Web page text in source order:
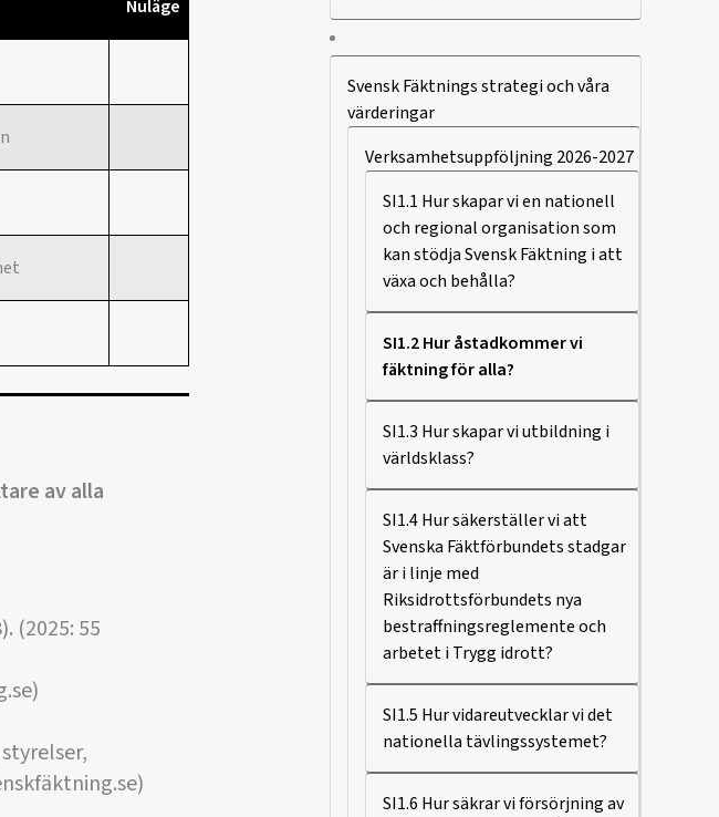
Nuläge
av alla
(2025: 55
Svensk Fäktnings strategi och våra
värderingar
Verksamhetsuppföljning 2026-2027
SI1.1 Hur skapar vi en nationell
och regional organisation som
kan stödja Svensk Fäktning i att
växa och behålla?
SI1.2 Hur åstadkommer vi
fäktning för alla?
SI1.3 Hur skapar vi utbildning i
världsklass?
SI1.4 Hur säkerställer vi att
Svenska Fäktförbundets stadgar
är i linje med
Riksidrottsförbundets nya
bestraffningsreglemente och
arbetet i Trygg idrott?
SI1.5 Hur vidareutvecklar vi det
nationella tävlingssystemet?
SI1.6 Hur säkrar vi försörjning av